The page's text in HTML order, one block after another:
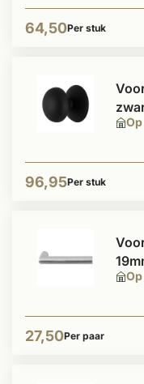
64,50Per stuk
96,95Per stuk
27,50Per paar